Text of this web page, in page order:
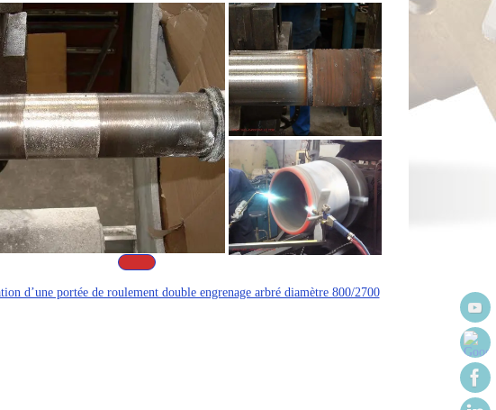
d’une portée de roulement double engrenage arbré diamètre 800/2700